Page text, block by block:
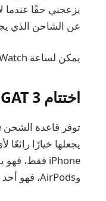
يزعجني حقًا عندما
عن الشاحن الذي
يمكن لساعة Apple Watch أن تشحن من صفر إلى 50% خلال 30 دقيقة باستخدام شاحنها بقدرة 5 واط. ال
اختتام AMEGAT 3 في 1
يجعلها خيارًا
وAirPods، فهو أحد أفضل اختياراتي لقواعد الشحن المتوافقة مع MagSafe.